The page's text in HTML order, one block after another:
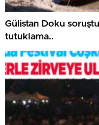
Gülistan Doku
tutuklama..